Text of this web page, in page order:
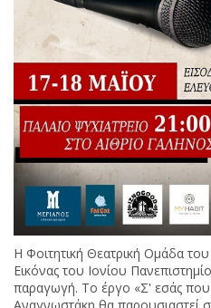
Η Φοιτητική Θεατρική Ομάδα
Εικόνας του Ιονίου
παραγωγή. Το έργο «Σ' εσάς που